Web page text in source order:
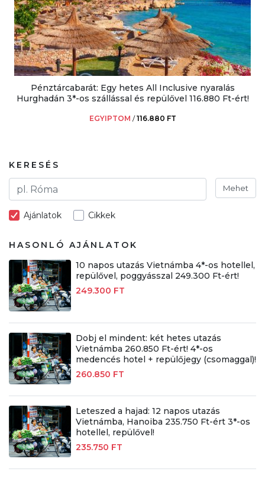
Pénztárcabarát: Egy hetes All Inclusive nyaralás
Hurghadán 3*-os szállással és repülővel 116.880 Ft-ért!
EGYIPTOM /116.880 FT
KERESÉS
Mehet
Ajánlatok Cikkek
HASONLÓ AJÁNLATOK
10 napos utazás Vietnámba 4*-os hotellel,
repülővel, poggyásszal 249.300 Ft-ért!
249.300 FT
Dobj el mindent: két hetes utazás
Vietnámba 260.850 Ft-ért! 4*-os
medencés hotel + repülőjegy (csomaggal)!
260.850 FT
Leteszed a hajad: 12 napos utazás
Vietnámba, Hanoiba 235.750 Ft-ért 3*-os
hotellel, repülővel!
235.750 FT